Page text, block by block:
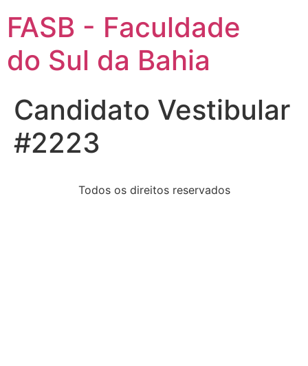
FASB - Faculdade
do Sul da Bahia
Candidato Vestibular
#2223
Todos os direitos reservados